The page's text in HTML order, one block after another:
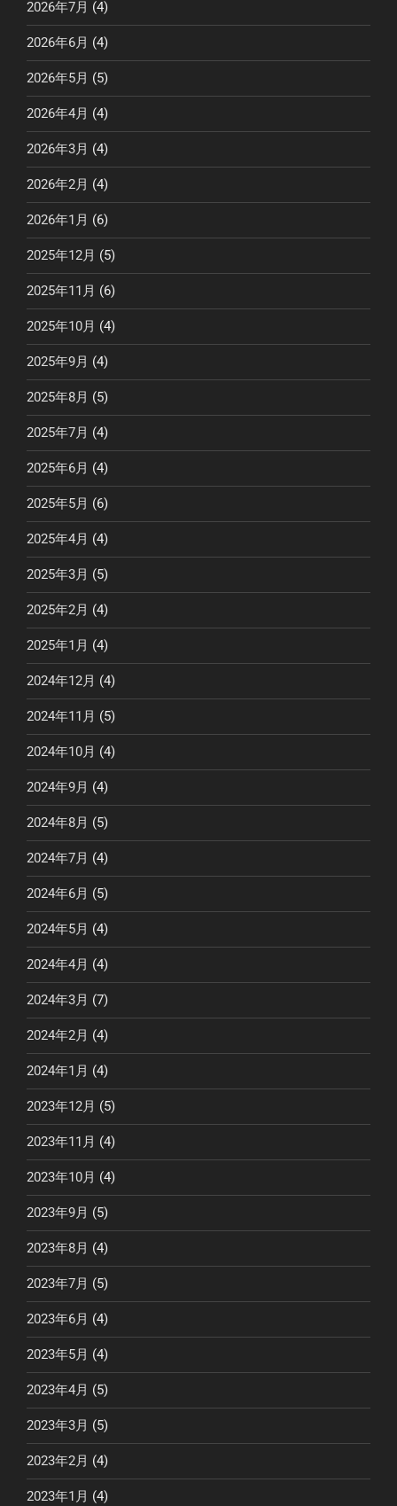
2026年7月 (4)
2026年6月 (4)
2026年5月 (5)
2026年4月 (4)
2026年3月 (4)
2026年2月 (4)
2026年1月 (6)
2025年12月 (5)
2025年11月 (6)
2025年10月 (4)
2025年9月 (4)
2025年8月 (5)
2025年7月 (4)
2025年6月 (4)
2025年5月 (6)
2025年4月 (4)
2025年3月 (5)
2025年2月 (4)
2025年1月 (4)
2024年12月 (4)
2024年11月 (5)
2024年10月 (4)
2024年9月 (4)
2024年8月 (5)
2024年7月 (4)
2024年6月 (5)
2024年5月 (4)
2024年4月 (4)
2024年3月 (7)
2024年2月 (4)
2024年1月 (4)
2023年12月 (5)
2023年11月 (4)
2023年10月 (4)
2023年9月 (5)
2023年8月 (4)
2023年7月 (5)
2023年6月 (4)
2023年5月 (4)
2023年4月 (5)
2023年3月 (5)
2023年2月 (4)
2023年1月 (4)